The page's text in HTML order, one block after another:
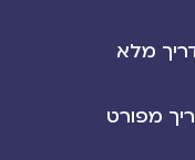
מלא
מפורט